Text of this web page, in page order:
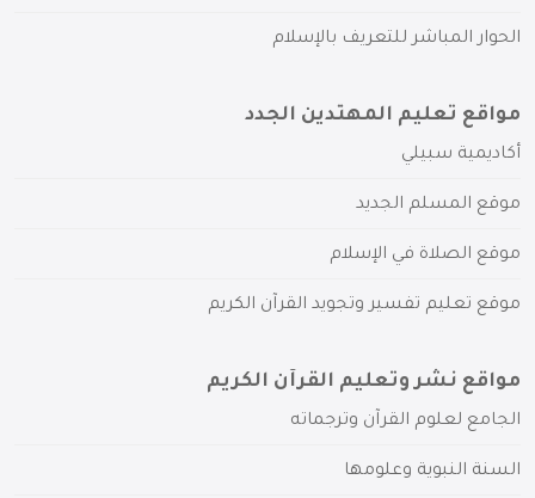
الحوار المباشر للتعريف بالإسلام
مواقع تعليم المهتدين الجدد
أكاديمية سبيلي
موقع المسلم الجديد
موقع الصلاة في الإسلام
موقع تعليم تفسير وتجويد القرآن الكريم
مواقع نشر وتعليم القرآن الكريم
الجامع لعلوم القرآن وترجماته
السنة النبوية وعلومها